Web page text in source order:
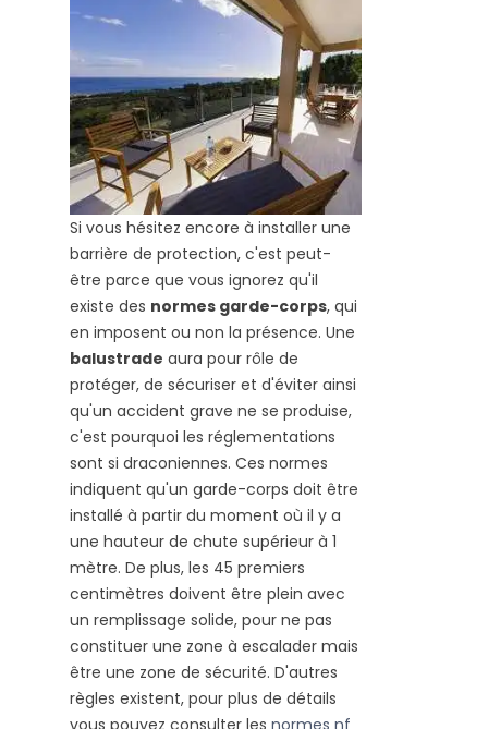
Si vous hésitez encore à installer une
barrière de protection, c'est peut-
être parce que vous ignorez qu'il
existe des normes garde-corps, qui
en imposent ou non la présence. Une
balustrade aura pour rôle de
protéger, de sécuriser et d'éviter ainsi
qu'un accident grave ne se produise,
c'est pourquoi les réglementations
sont si draconiennes. Ces normes
indiquent qu'un garde-corps doit être
installé à partir du moment où il y a
une hauteur de chute supérieur à 1
mètre. De plus, les 45 premiers
centimètres doivent être plein avec
un remplissage solide, pour ne pas
constituer une zone à escalader mais
être une zone de sécurité. D'autres
règles existent, pour plus de détails
vous pouvez consulter les normes nf